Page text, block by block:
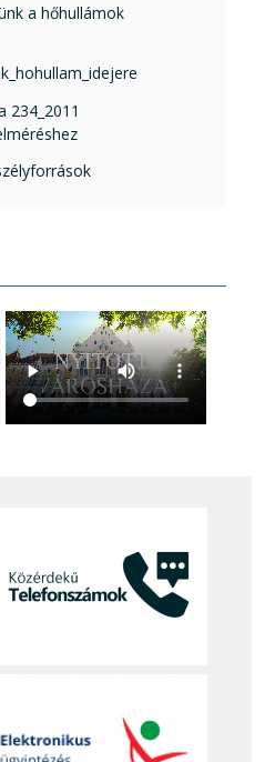
a hőhullámok
234_2011